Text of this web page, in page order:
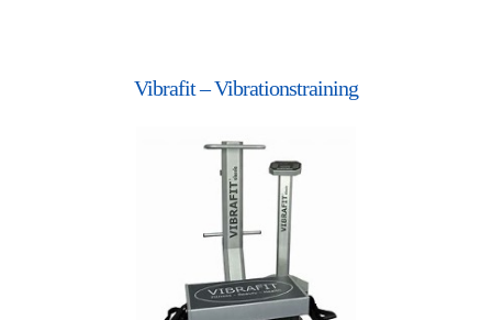
Vibrafit – Vibrationstraining